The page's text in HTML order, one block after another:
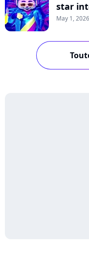
star
May 1, 2026